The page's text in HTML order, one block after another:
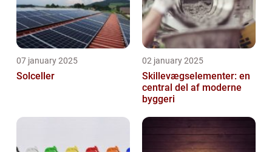
07 january 2025
Solceller
02 january 2025
Skillevægselementer: en
central del af moderne
byggeri